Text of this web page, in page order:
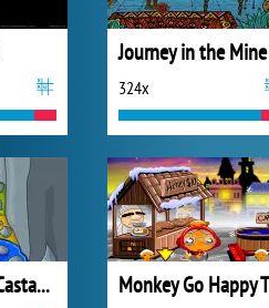
Journey in the Mine
324x
Clickventure: Castaway